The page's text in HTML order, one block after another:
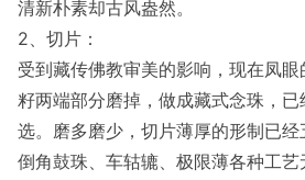
清新朴素却古风盎然。
2、切片：
受到藏传佛教审美的影响，现在凤
籽两端部分磨掉，做成藏式念珠，
选。磨多磨少，切片薄厚的形制已经
倒角鼓珠、车轱辘、极限薄各种工